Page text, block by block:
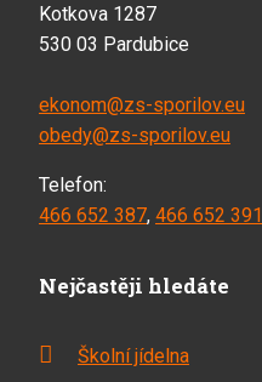
Kotkova 1287
530 03 Pardubice
ekonom@zs-sporilov.eu
obedy@zs-sporilov.eu
Telefon:
466 652 387, 466 652 391
Nejčastěji hledáte
Školní jídelna